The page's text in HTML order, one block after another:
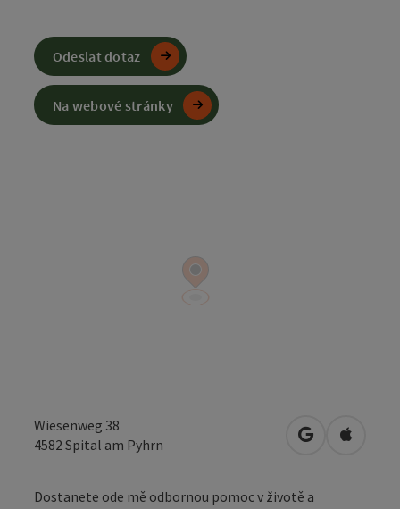
Wiesenweg 38
4582 Spital am Pyhrn Otevřít vOtevřít
Dostanete ode mě odbornou pomoc v životě a
Odeslat dotaz
Na webové stránky